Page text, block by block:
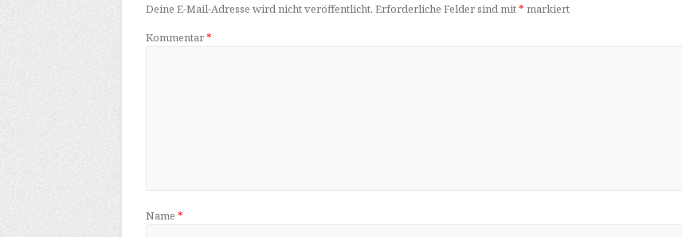
Deine E-Mail-Adresse wird nicht veröffentlicht. Erforderliche Felder sind mit* markiert
Kommentar*
Name *